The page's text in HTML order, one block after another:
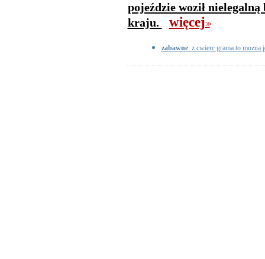
pojeździe woził
kraju.
więcej>>
zabawne: z cwierc grama to mozna